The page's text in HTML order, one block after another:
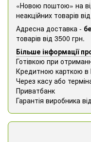
«Новою поштою» на
неакційних товарів
Адресна доставка -
товарів від 3500 грн.
Більше інформації
Готівкою при
Кредитною карткою в
Через касу або
Приватбанк
Гарантія виробника